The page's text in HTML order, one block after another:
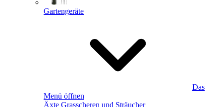
Gartengeräte
Das
Menü öffnen
Äxte Grasscheren und Sträucher